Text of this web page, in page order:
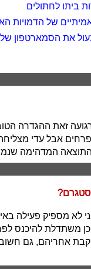
ביתו לחתולים
של הדמויות
את הסמארטפון
זאת ההגדרה
אבל עדי
התוצאה המדהימה
לא מספיק פעילה
כן משתדלת להיכנס
אחריהם, גם חשוב